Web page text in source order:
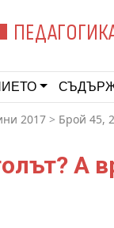
2017 > Брой 45,
А